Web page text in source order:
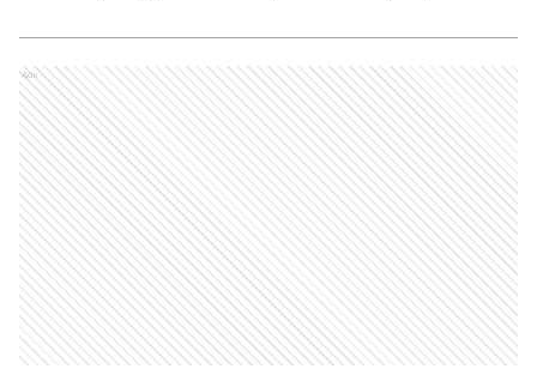
Ads